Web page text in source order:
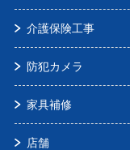
介護保険工事
防犯カメラ
家具補修
店舗